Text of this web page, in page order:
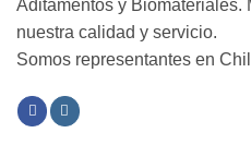
Aditamentos y Biomateriales.
nuestra calidad y servicio.
Somos representantes en